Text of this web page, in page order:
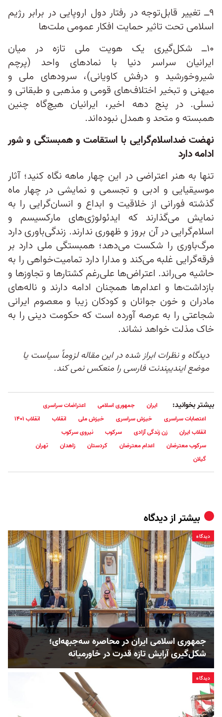
۹ــ تغییر قابل‌توجه در رفتار دول اروپایی در برابر رژیم
اسلامی تحت تاثیر حمایت افکار عمومی ملت​‌ها
۱۰ــ شکل‌گیری یک هویت ملی تازه در میان
ایرانیان سراسر دنیا با نمادهای واحد (پرچم
شیروخورشید و درفش کاویانی)، سرودهای ملی و
میهنی و تبخیر اختلاف‌های قومی و مذهبی و طبقاتی و
نسلی. در پنج دهه‌ اخیر، ایرانیان هیچ‌گاه چنین
همبسته و متحد و همدل نبوده​‌اند.
نهضت ضداسلام‌گرایی با استقامت و همبستگی و شور
ادامه دارد
تنها به هنر اعتراضی در این چهار ماهه نگاه کنید؛ آثار
موسیقیایی و ادبی و تجسمی و نمایشی در چهار ماه
گذشته فورانی از خلاقیت و ابداع و انسان‌گرایی را به
نمایش می‌گذارند که ایدئولوژی‌های مارکسیسم و
اسلام‌گرایی در آن بروز و ظهوری ندارند. زندگی‌باوری دارد
مرگ‌باوری را شکست می‌دهد؛ همبستگی ملی دارد بر
فرقه‌گرایی غلبه می‌کند و مدارا دارد تمامیت‌خواهی را به
حاشیه می‌راند. اعتراض‌ها علی‌رغم کشتارها و تجاوزها و
بازداشت‌ها و اعدام‌ها همچنان ادامه دارند و ناله‌های
مادران و خون جوانان و کودکان زیبا و معصوم ایرانی
شجاعتی را به عرصه آورده است که حکومت دینی را به
خاک مذلت خواهد نشاند.
دیدگاه و نظرات ابراز شده در این مقاله لزوماً سیاست یا
موضع ایندیپندنت فارسی را منعکس نمی کند.
بیشتر بخوانید: ایران جمهوری اسلامی
اعتراضات سراسری
اعتصابات سراسری
خیزش سراسری خیزش ملی انقلاب
انقلاب ۱۴۰۱
انقلاب ایران
زن زندگی آزادی سرکوب
نیروی سرکوب
سرکوب معترضان
اعدام معترضان کردستان زاهدان
تهران
گیلان
بیشتر ازدیدگاه
دیدگاه
جمهوری اسلامی ایران در محاصره سه‌جبهه‌ای؛
شکل‌گیری آرایش تازه قدرت در خاورمیانه
دیدگاه